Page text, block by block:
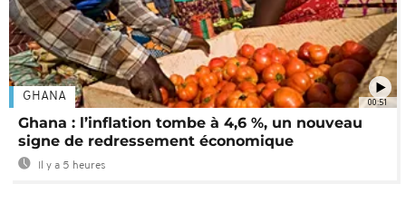
00:51
GHANA
Ghana : l’inflation tombe à 4,6 %, un nouveau
signe de redressement économique
Il y a 5 heures